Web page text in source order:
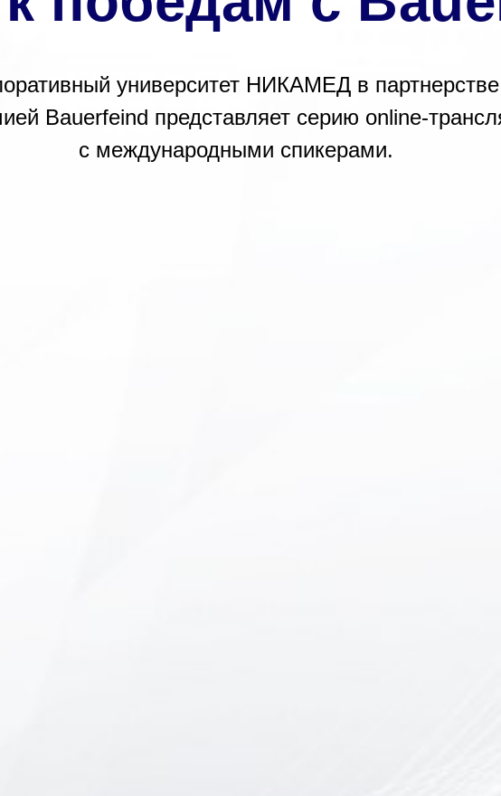
университет НИКАМЕД в
Bauerfeind представляет серию online-
с международными спикерами.